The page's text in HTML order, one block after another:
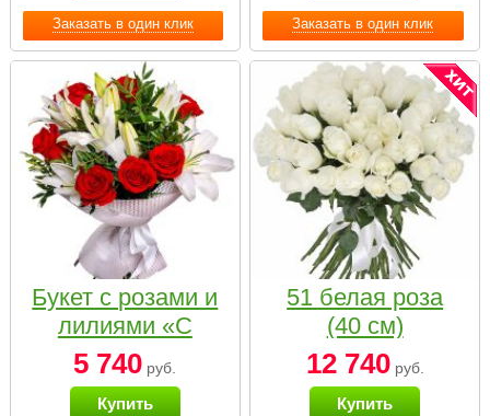
Заказать в один клик Заказать в один клик
Букет с розами и
лилиями «С
наилучшими
пожеланиями»
5 740 руб.
Купить
51 белая роза
(40 см)
12 740руб.
Купить